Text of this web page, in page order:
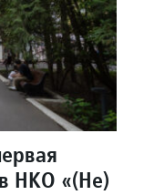
НКО «(Не)